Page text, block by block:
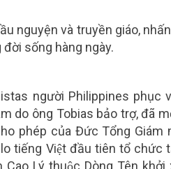
nguyện và truyền giáo,
sống hàng ngày.
người Philippines phục
do ông Tobias bảo trợ, đã
phép của Đức Tổng Giám
tiếng Việt đầu tiên tổ chức
Lý thuộc Dòng Tên